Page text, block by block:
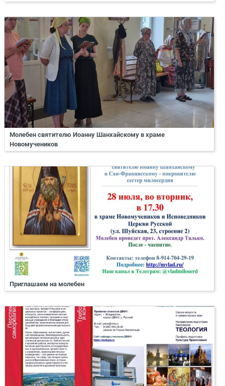
Молебен святителю Иоанну Шанхайскому в храме
Новомучеников
Приглашаем на молебен